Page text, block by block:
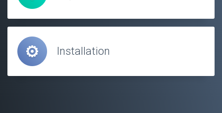
Installation